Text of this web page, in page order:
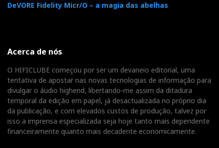
DeVORE Fidelity Micr/O – a magia das abelhas
Acerca de nós
O HIFICLUBE começou por ser um devaneio editorial, uma
tentativa de apostar nas novas tecnologias de informação para
divulgar o áudio highend, libertando-me assim da ditadura
temporal da edição em papel, já desactualizada no próprio dia
da publicação, e com elevados custos de produção, talvez por
isso a imprensa especializada seja hoje tanto mais dependente
financeiramente quanto mais decadente economicamente.